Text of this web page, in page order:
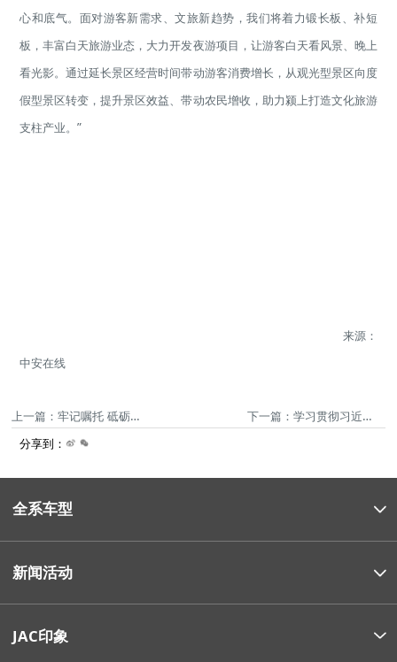
心和底气。面对游客新需求、文旅新趋势，我们将着力锻长板、补短
板，丰富白天旅游业态，大力开发夜游项目，让游客白天看风景、晚上
看光影。通过延长景区经营时间带动游客消费增长，从观光型景区向度
假型景区转变，提升景区效益、带动农民增收，助力颍上打造文化旅游
支柱产业。”
来源：
中安在线
上一篇：牢记嘱托 砥砺奋进｜安徽： 深学笃行 加快建设江淮粮仓
下一篇：学习贯彻习近平总书记考察安徽重要讲话精神省委宣讲团在池州市、省教育系统、省国资国企系统宣讲
分享到：
全系车型
新闻活动
JAC印象